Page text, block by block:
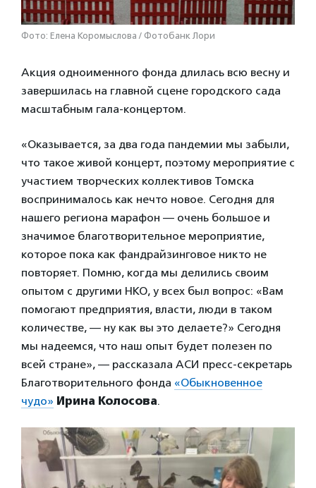
Фото: Елена Коромыслова / Фотобанк Лори
Акция одноименного фонда длилась всю весну и
завершилась на главной сцене городского сада
масштабным гала-концертом.
«Оказывается, за два года пандемии мы забыли,
что такое живой концерт, поэтому мероприятие с
участием творческих коллективов Томска
воспринималось как нечто новое. Сегодня для
нашего региона марафон — очень большое и
значимое благотворительное мероприятие,
которое пока как фандрайзинговое никто не
повторяет. Помню, когда мы делились своим
опытом с другими НКО, у всех был вопрос: «Вам
помогают предприятия, власти, люди в таком
количестве, — ну как вы это делаете?» Сегодня
мы надеемся, что наш опыт будет полезен по
всей стране», — рассказала АСИ пресс-секретарь
Благотворительного фонда «Обыкновенное
чудо» Ирина Колосова.